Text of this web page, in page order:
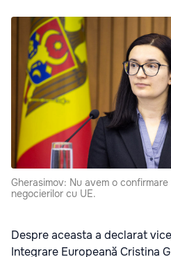
Gherasimov: Nu avem o
negocierilor cu UE.
Despre aceasta a declarat
Integrare Europeană Cristina